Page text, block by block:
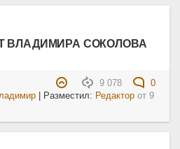
ВЛАДИМИРА СОКОЛОВА
9 078
0
| Разместил: Редактор от9